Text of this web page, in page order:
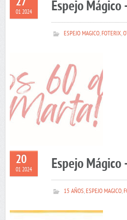
01 2024 Espejo Mágico
ESPEJO MAGICO,FOTERIX,
20
01 2024 Espejo Mágico
15 AÑOS,ESPEJO MAGICO,